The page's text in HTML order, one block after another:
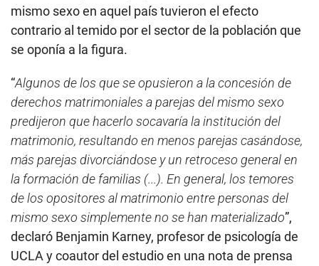
mismo sexo en aquel país tuvieron el efecto
contrario al temido por el sector de la población que
se oponía a la figura.
“Algunos de los que se opusieron a la concesión de
derechos matrimoniales a parejas del mismo sexo
predijeron que hacerlo socavaría la institución del
matrimonio, resultando en menos parejas casándose,
más parejas divorciándose y un retroceso general en
la formación de familias (...). En general, los temores
de los opositores al matrimonio entre personas del
mismo sexo simplemente no se han materializado”,
declaró Benjamin Karney, profesor de psicología de
UCLA y coautor del estudio en una nota de prensa